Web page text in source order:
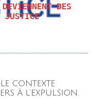
DES
JUSTICE
CONTEXTE
À L’EXPULSION.